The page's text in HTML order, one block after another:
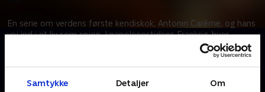
Samtykke Detaljer Om
En serie om verdens første kendiskok, Antonin Carême, og hans
vej ind i et liv som spion. I napoleonstidens Frankrig, hvor
manipulationen hersker, bliver hans talent for gastronomi og